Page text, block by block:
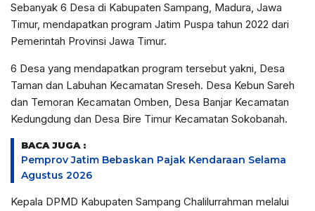
Sebanyak 6 Desa di Kabupaten Sampang, Madura, Jawa
Timur, mendapatkan program Jatim Puspa tahun 2022 dari
Pemerintah Provinsi Jawa Timur.
6 Desa yang mendapatkan program tersebut yakni, Desa
Taman dan Labuhan Kecamatan Sreseh. Desa Kebun Sareh
dan Temoran Kecamatan Omben, Desa Banjar Kecamatan
Kedungdung dan Desa Bire Timur Kecamatan Sokobanah.
BACA JUGA :
Pemprov Jatim Bebaskan Pajak Kendaraan Selama
Agustus 2026
Kepala DPMD Kabupaten Sampang Chalilurrahman melalui